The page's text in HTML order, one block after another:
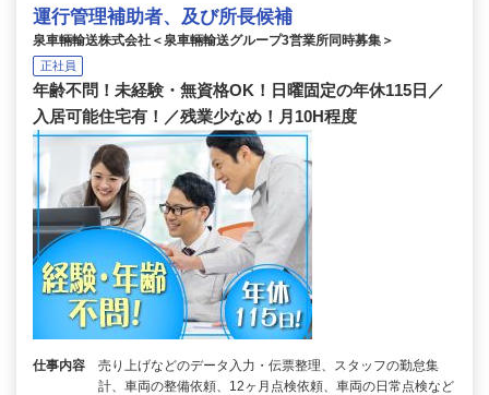
運行管理補助者、及び所長候補
泉車輛輸送株式会社＜泉車輛輸送グループ3営業所同時募集＞
正社員
年齢不問！未経験・無資格OK！日曜固定の年休115日／
入居可能住宅有！／残業少なめ！月10H程度
仕事内容
売り上げなどのデータ入力・伝票整理、スタッフの勤怠集
計、車両の整備依頼、12ヶ月点検依頼、車両の日常点検など